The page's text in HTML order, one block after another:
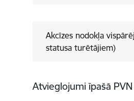
Akcīzes nodokļa
statusa turētājiem)
Atvieglojumi īpašā